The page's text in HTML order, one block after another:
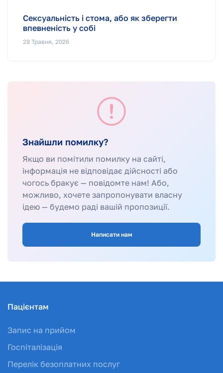
Сексуальність і стома, або як зберегти
впевненість у собі
28 Травня, 2026
Знайшли помилку?
Якщо ви помітили помилку на сайті,
інформація не відповідає дійсності або
чогось бракує — повідомте нам! Або,
можливо, хочете запропонувати власну
ідею — будемо раді вашій пропозиції.
Написати нам
Пацієнтам
Запис на прийом
Госпіталізація
Перелік безоплатних послуг